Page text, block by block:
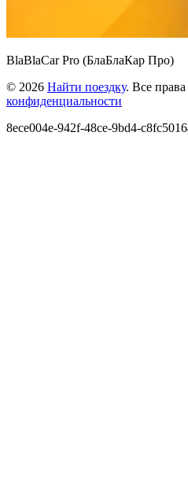
BlaBlaCar Pro (БлаБлаКар Про)
© 2026 Найти поездку. Все
конфиденциальности
8ece004e-942f-48ce-9bd4-